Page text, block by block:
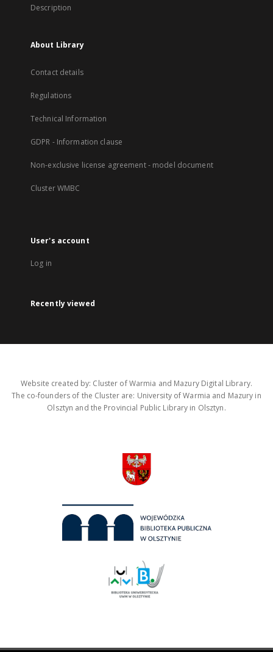
Description
About Library
Contact details
Regulations
Technical Information
GDPR - Information clause
Non-exclusive license agreement - model document
Cluster WMBC
User's account
Log in
Recently viewed
Website created by: Cluster of Warmia and Mazury Digital Library.
The co-founders of the Cluster are: University of Warmia and Mazury in
Olsztyn and the Provincial Public Library in Olsztyn.